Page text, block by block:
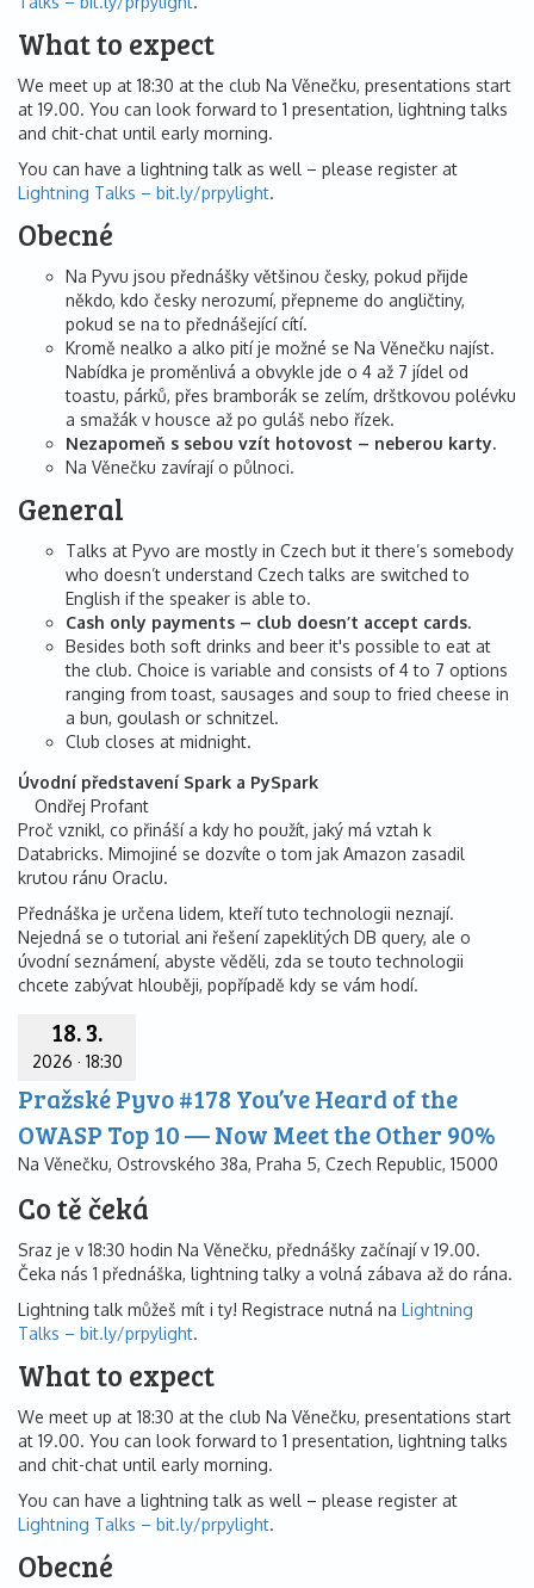
What to expect
We meet up at 18:30 at the club Na Věnečku, presentations start
at 19.00. You can look forward to 1 presentation, lightning talks
and chit-chat until early morning.
You can have a lightning talk as well – please register at
Lightning Talks – bit.ly/prpylight.
Obecné
Na Pyvu jsou přednášky většinou česky, pokud přijde
někdo, kdo česky nerozumí, přepneme do angličtiny,
pokud se na to přednášející cítí.
Kromě nealko a alko pití je možné se Na Věnečku najíst.
Nabídka je proměnlivá a obvykle jde o 4 až 7 jídel od
toastu, párků, přes bramborák se zelím, dršťkovou polévku
a smažák v housce až po guláš nebo řízek.
Nezapomeň s sebou vzít hotovost – neberou karty.
Na Věnečku zavírají o půlnoci.
General
Talks at Pyvo are mostly in Czech but it there’s somebody
who doesn’t understand Czech talks are switched to
English if the speaker is able to.
Cash only payments – club doesn’t accept cards.
Besides both soft drinks and beer it's possible to eat at
the club. Choice is variable and consists of 4 to 7 options
ranging from toast, sausages and soup to fried cheese in
a bun, goulash or schnitzel.
Club closes at midnight.
Úvodní představení Spark a PySpark
Ondřej Profant
Proč vznikl, co přináší a kdy ho použít, jaký má vztah k
Databricks. Mimojiné se dozvíte o tom jak Amazon zasadil
krutou ránu Oraclu.
Přednáška je určena lidem, kteří tuto technologii neznají.
Nejedná se o tutorial ani řešení zapeklitých DB query, ale o
úvodní seznámení, abyste věděli, zda se touto technologii
chcete zabývat hlouběji, popřípadě kdy se vám hodí.
18. 3.
2026 · 18:30
Pražské Pyvo #178 You’ve Heard of the
OWASP Top 10 — Now Meet the Other 90%
Na Věnečku, Ostrovského 38a, Praha 5, Czech Republic, 15000
Co tě čeká
Sraz je v 18:30 hodin Na Věnečku, přednášky začínají v 19.00.
Čeka nás 1 přednáška, lightning talky a volná zábava až do rána.
Lightning talk můžeš mít i ty! Registrace nutná na Lightning
Talks – bit.ly/prpylight.
What to expect
We meet up at 18:30 at the club Na Věnečku, presentations start
at 19.00. You can look forward to 1 presentation, lightning talks
and chit-chat until early morning.
You can have a lightning talk as well – please register at
Lightning Talks – bit.ly/prpylight.
Obecné